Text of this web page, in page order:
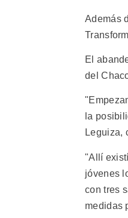
Además
El
del
la
Leguiza,
"Allí
jóvenes
con tres
medidas